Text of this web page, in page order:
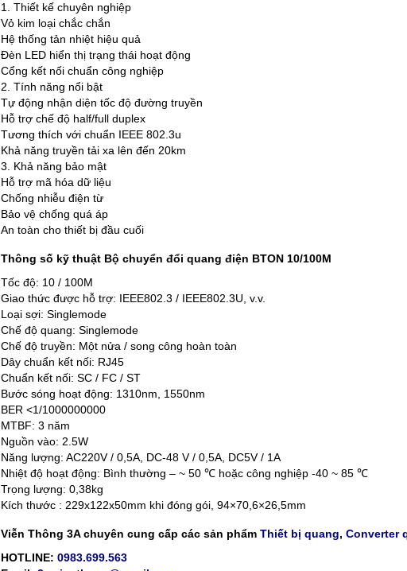
1. Thiết kế chuyên nghiệp
Vỏ kim loại chắc chắn
Hệ thống tản nhiệt hiệu quả
Đèn LED hiển thị trạng thái hoạt động
Cổng kết nối chuẩn công nghiệp
2. Tính năng nổi bật
Tự động nhận diện tốc độ đường truyền
Hỗ trợ chế độ half/full duplex
Tương thích với chuẩn IEEE 802.3u
Khả năng truyền tải xa lên đến 20km
3. Khả năng bảo mật
Hỗ trợ mã hóa dữ liệu
Chống nhiễu điện từ
Bảo vệ chống quá áp
An toàn cho thiết bị đầu cuối
Thông số kỹ thuật Bộ chuyển đổi quang điện BTON 10/100M
Tốc độ: 10 / 100M
Giao thức được hỗ trợ: IEEE802.3 / IEEE802.3U, v.v.
Loại sợi: Singlemode
Chế độ quang: Singlemode
Chế độ truyền: Một nửa / song công hoàn toàn
Dây chuẩn kết nối: RJ45
Chuẩn kết nối: SC / FC / ST
Bước sóng hoạt động: 1310nm, 1550nm
BER <1/1000000000
MTBF: 3 năm
Nguồn vào: 2.5W
Năng lượng: AC220V / 0,5A, DC-48 V / 0,5A, DC5V / 1A
Nhiệt độ hoạt động: Bình thường – ~ 50 ℃ hoặc công nghiệp -40 ~ 85 ℃
Trọng lượng: 0,38kg
Kích thước : 229x122x50mm khi đóng gói, 94×70,6×26,5mm
Viễn Thông 3A chuyên cung cấp các sản phẩm Thiết bị quang, Converter
HOTLINE: 0983.699.563